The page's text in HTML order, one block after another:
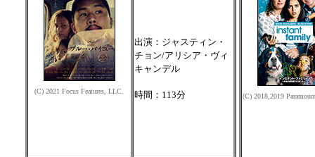
(C) 2021 Focus Features, LLC.
出演：ジャスティン・
チョン/アリシア・ヴィ
キャンデル
時間：113分 (C) 2018,2019